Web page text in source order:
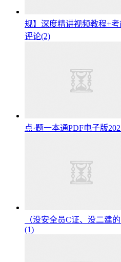
规】深度精讲视频教程+考
评论(2)
点·题一本通PDF电子版
（没安全员C证、没二建
(1)